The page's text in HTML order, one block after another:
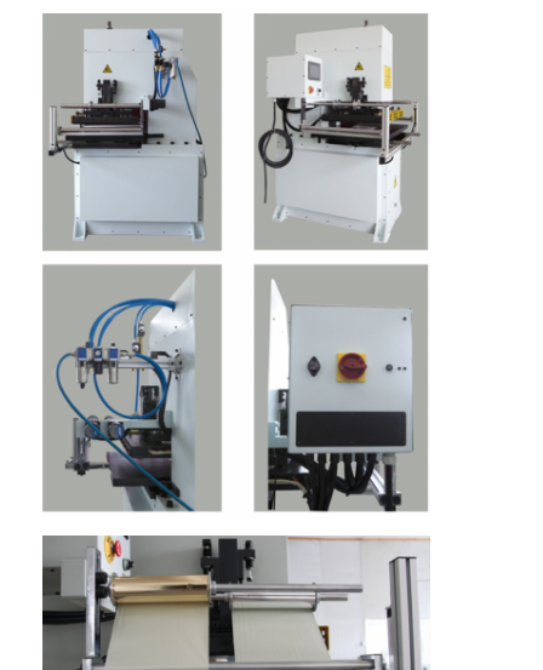
Các sản phẩm
Video
Về chúng tôi
Tham quan nhà máy
Kiểm soát chất lượng
Liên hệ chúng tôi
Tin tức
Các trường hợp
Thép cắt Rule
Die cắt tiêu hao